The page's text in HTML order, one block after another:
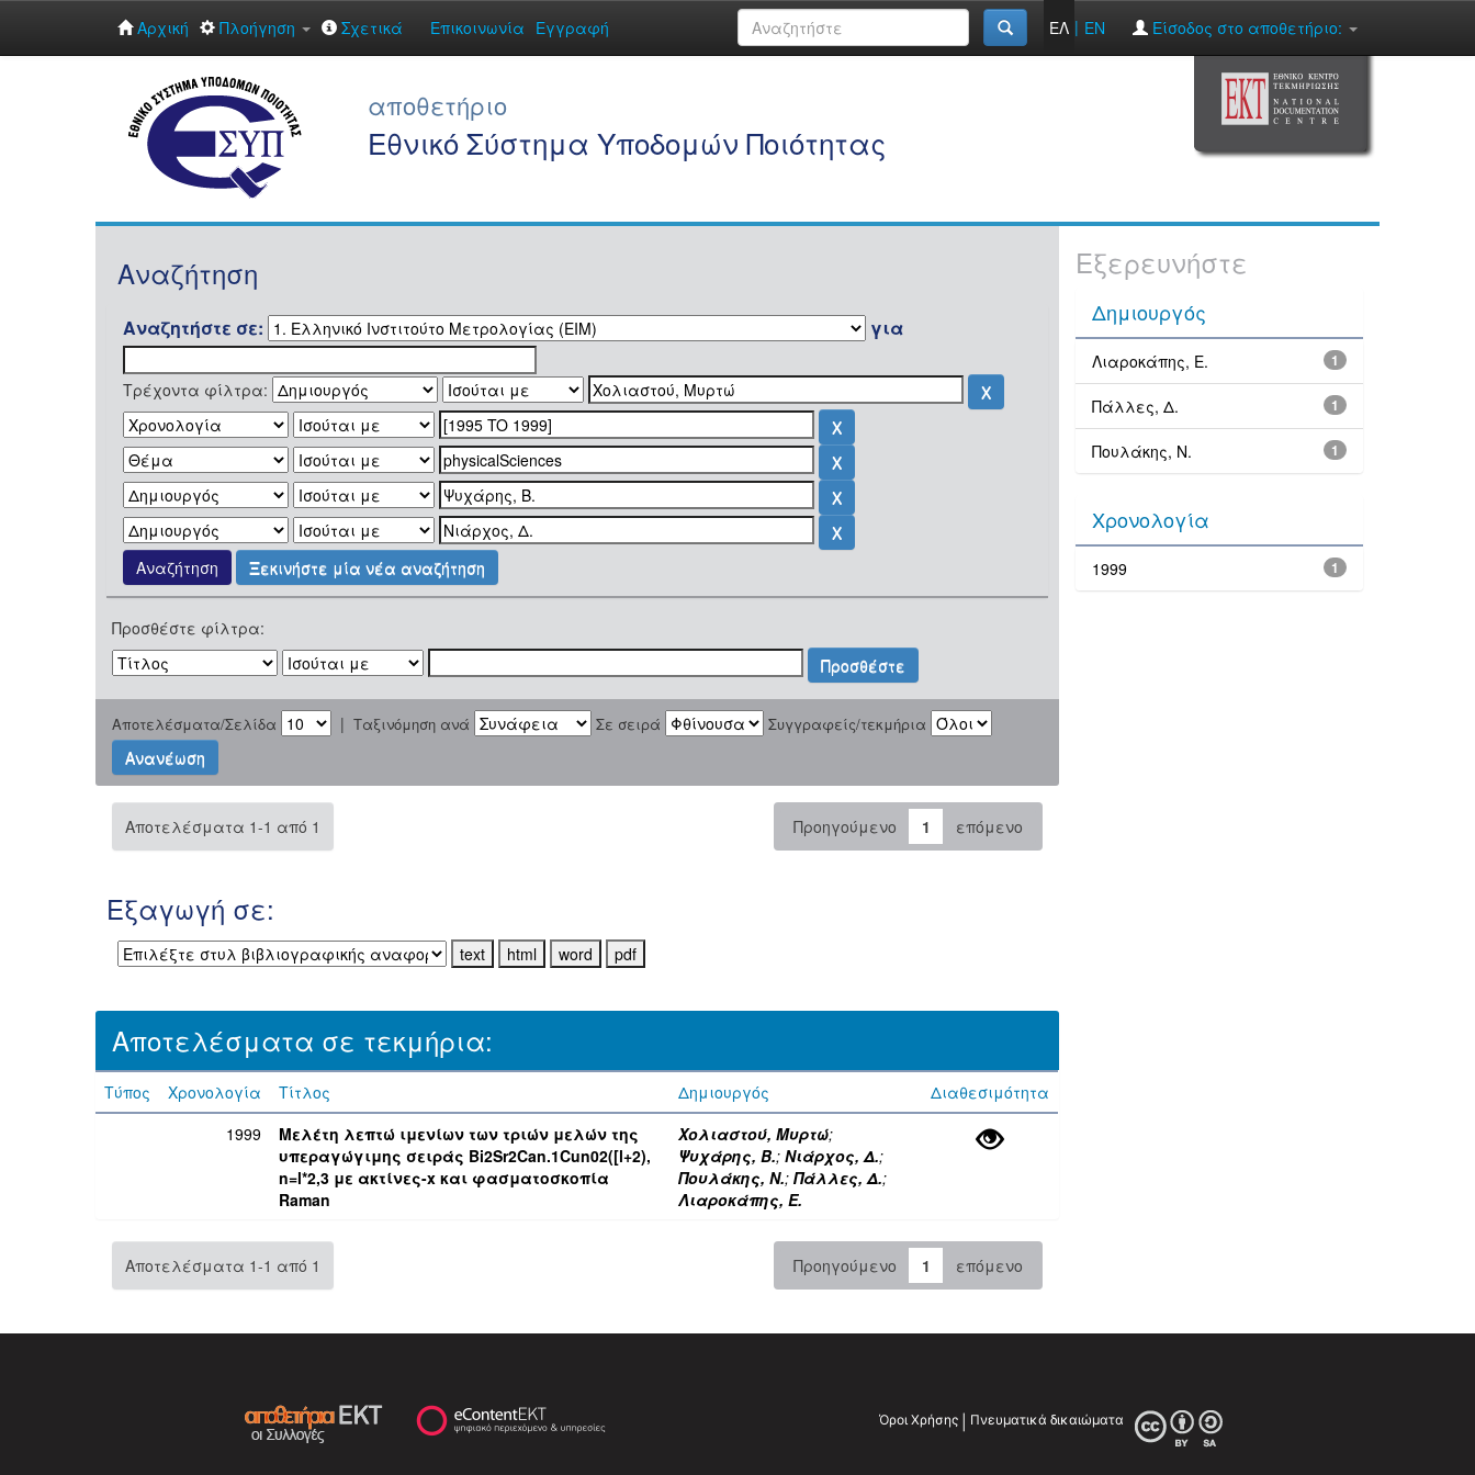
Αρχική Πλοήγηση Σχετικά Επικοινωνία Εγγραφή ΕΛ | EN Είσοδος στο αποθετήριο:
αποθετήριο
Εθνικό Σύστημα Υποδομών Ποιότητας
Αναζήτηση
Αναζητήστε σε: για
Τρέχοντα φίλτρα:
Ξεκινήστε μία νέα αναζήτηση
Προσθέστε φίλτρα:
Αποτελέσματα/Σελίδα | Ταξινόμηση ανά Σε σειρά Συγγραφείς/τεκμήρια
Αποτελέσματα 1-1 από 1 Προηγούμενο 1 επόμενο
Εξαγωγή σε:
Αποτελέσματα σε τεκμήρια:
Τύπος Χρονολογία Τίτλος Δημιουργός
Διαθεσιμότητα
1999
Μελέτη λεπτώ ιμενίων των τριών μελών της
υπεραγώγιμης σειράς Bi2Sr2Can.1Cun02([l+2),
n=l*2,3 με ακτίνες-x και φασματοσκοπία
Raman
Χολιαστού, Μυρτώ;
Ψυχάρης, Β.;Νιάρχος, Δ.;
Πουλάκης, Ν.;Πάλλες, Δ.;
Λιαροκάπης, Ε.
Αποτελέσματα 1-1 από 1 Προηγούμενο 1 επόμενο
Εξερευνήστε
Δημιουργός
1
Λιαροκάπης, Ε.
1
Πάλλες, Δ.
1
Πουλάκης, Ν.
Χρονολογία
1
1999